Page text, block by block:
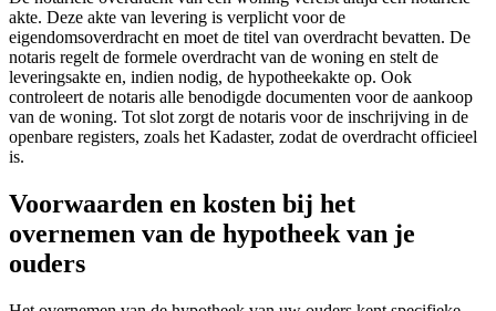
akte. Deze akte van levering is verplicht voor de
eigendomsoverdracht en moet de titel van overdracht bevatten. De
notaris regelt de formele overdracht van de woning en stelt de
leveringsakte en, indien nodig, de hypotheekakte op. Ook
controleert de notaris alle benodigde documenten voor de aankoop
van de woning. Tot slot zorgt de notaris voor de inschrijving in de
openbare registers, zoals het Kadaster, zodat de overdracht officieel
is.
Voorwaarden en kosten bij het
overnemen van de hypotheek van je
ouders